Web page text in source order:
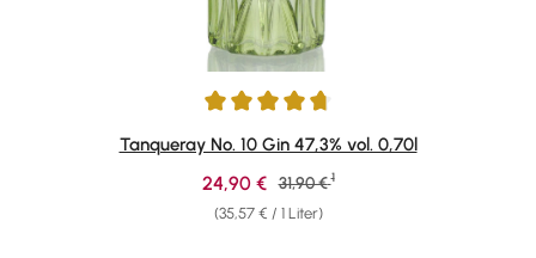
Durchschnittliche Bewertung von 4.85 von 5 Sternen
Tanqueray No. 10 Gin 47,3% vol. 0,70l
(35,57 € / 1 Liter)
Verkaufspreis:
24,90 € Regulärer Preis:
31,90 € 1